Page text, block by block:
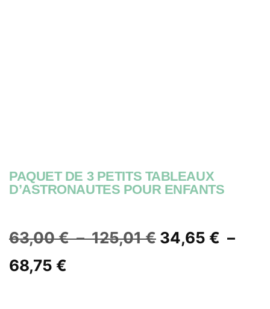
PAQUET DE 3 PETITS TABLEAUX
D’ASTRONAUTES POUR ENFANTS
63,00€–125,01€ 34,65 € –
68,75 €